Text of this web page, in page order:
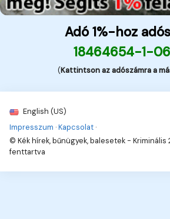
Adó 1%-hoz
18464654-1-
(Kattintson az adószámra a
English (US)
Impresszum ·Kapcsolat ·
© Kék hírek, bűnügyek, balesetek - Kriminális
fenttartva